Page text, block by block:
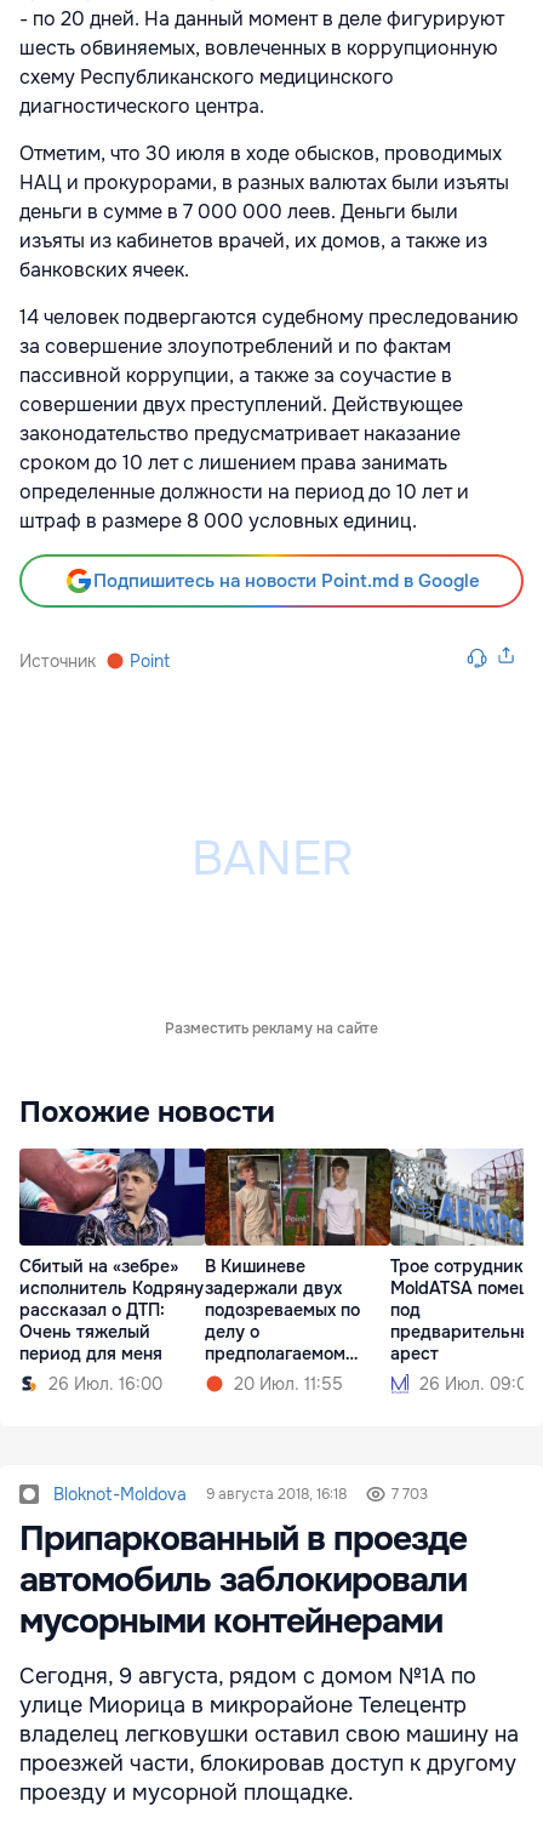
- по 20 дней. На данный момент в деле фигурируют
шесть обвиняемых, вовлеченных в коррупционную
схему Республиканского медицинского
диагностического центра.
Отметим, что 30 июля в ходе обысков, проводимых
НАЦ и прокурорами, в разных валютах были изъяты
деньги в сумме в 7 000 000 леев. Деньги были
изъяты из кабинетов врачей, их домов, а также из
банковских ячеек.
14 человек подвергаются судебному преследованию
за совершение злоупотреблений и по фактам
пассивной коррупции, а также за соучастие в
совершении двух преступлений. Действующее
законодательство предусматривает наказание
сроком до 10 лет с лишением права занимать
определенные должности на период до 10 лет и
штраф в размере 8 000 условных единиц.
Подпишитесь на новости Point.md в Google
Источник Point
Разместить рекламу на сайте
Похожие новости
Сбитый на «зебре»
исполнитель Кодряну
рассказал о ДТП:
Очень тяжелый
период для меня
26 Июл. 16:00
В Кишиневе
задержали двух
подозреваемых по
делу о
предполагаемом
изнасиловании
20 Июл. 11:55
Трое сотрудников
MoldATSA
под
предварительный
арест
26 Июл. 09:00
Bloknot-Moldova 9 августа 2018, 16:18 7 703
Припаркованный в проезде
автомобиль заблокировали
мусорными контейнерами
Сегодня, 9 августа, рядом с домом №1А по
улице Миорица в микрорайоне Телецентр
владелец легковушки оставил свою машину на
проезжей части, блокировав доступ к другому
проезду и мусорной площадке.